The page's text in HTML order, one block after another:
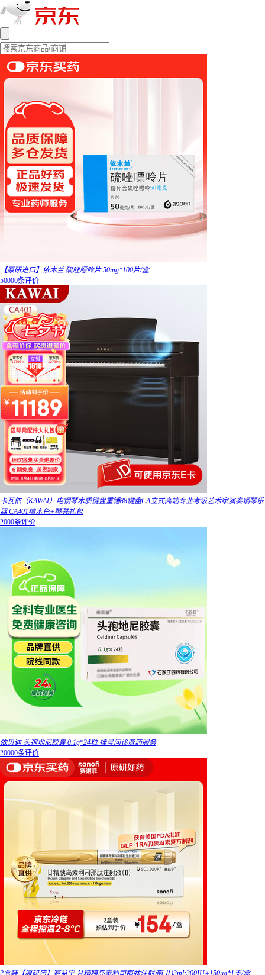
【原研进口】依木兰 硫唑嘌呤片 50mg*100片/盒
50000条评价
卡瓦依（KAWAI）电钢琴木质键盘重锤88键盘CA立式高端专业考级艺术家演奏钢琴乐
器 CA401檀木色+琴凳礼包
2000条评价
依贝迪 头孢地尼胶囊 0.1g*24粒 挂号问诊取药服务
20000条评价
2盒装【原研药】赛益宁 甘精胰岛素利司那肽注射液(Ⅱ)3ml:300IU+150μg*1支/盒